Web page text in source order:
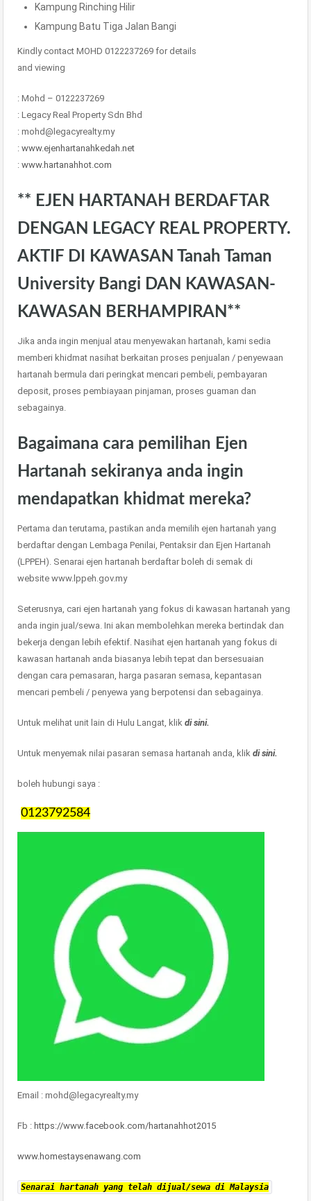
Kampung Rinching Hilir
Kampung Batu Tiga Jalan Bangi
Kindly contact MOHD 0122237269 for details
and viewing
: Mohd – 0122237269
: Legacy Real Property Sdn Bhd
: mohd@legacyrealty.my
: www.ejenhartanahkedah.net
: www.hartanahhot.com
** EJEN HARTANAH BERDAFTAR
DENGAN LEGACY REAL PROPERTY.
AKTIF DI KAWASAN Tanah Taman
University Bangi DAN KAWASAN-
KAWASAN BERHAMPIRAN**
Jika anda ingin menjual atau menyewakan hartanah, kami sedia
memberi khidmat nasihat berkaitan proses penjualan / penyewaan
hartanah bermula dari peringkat mencari pembeli, pembayaran
deposit, proses pembiayaan pinjaman, proses guaman dan
sebagainya.
Bagaimana cara pemilihan Ejen
Hartanah sekiranya anda ingin
mendapatkan khidmat mereka?
Pertama dan terutama, pastikan anda memilih ejen hartanah yang
berdaftar dengan Lembaga Penilai, Pentaksir dan Ejen Hartanah
(LPPEH). Senarai ejen hartanah berdaftar boleh di semak di
website www.lppeh.gov.my
Seterusnya, cari ejen hartanah yang fokus di kawasan hartanah yang
anda ingin jual/sewa. Ini akan membolehkan mereka bertindak dan
bekerja dengan lebih efektif. Nasihat ejen hartanah yang fokus di
kawasan hartanah anda biasanya lebih tepat dan bersesuaian
dengan cara pemasaran, harga pasaran semasa, kepantasan
mencari pembeli / penyewa yang berpotensi dan sebagainya.
Untuk melihat unit lain di Hulu Langat, klik di sini.
Untuk menyemak nilai pasaran semasa hartanah anda, klik di sini.
boleh hubungi saya :
0123792584
Email : mohd@legacyrealty.my
Fb : https://www.facebook.com/hartanahhot2015
www.homestaysenawang.com
Senarai hartanah yang telah dijual/sewa di Malaysia